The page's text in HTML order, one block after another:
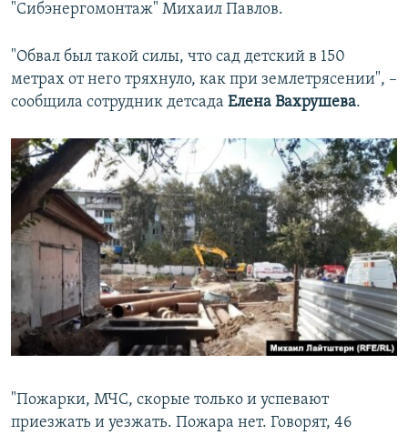
"Сибэнергомонтаж" Михаил Павлов.
"Обвал был такой силы, что сад детский в 150
метрах от него тряхнуло, как при землетрясении", –
сообщила сотрудник детсада Елена Вахрушева.
"Пожарки, МЧС, скорые только и успевают
приезжать и уезжать. Пожара нет. Говорят, 46